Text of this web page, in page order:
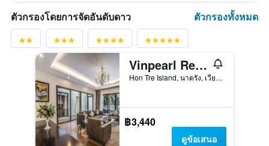
ตัวกรองโดยการจัดอันดับดาว ตัวกรองทั้งหมด
Vinpearl Resort & Spa Nha Trang Bay
Hon Tre Island, นาตรัง, เวียดนาม
฿3,440
ดูข้อเสนอ